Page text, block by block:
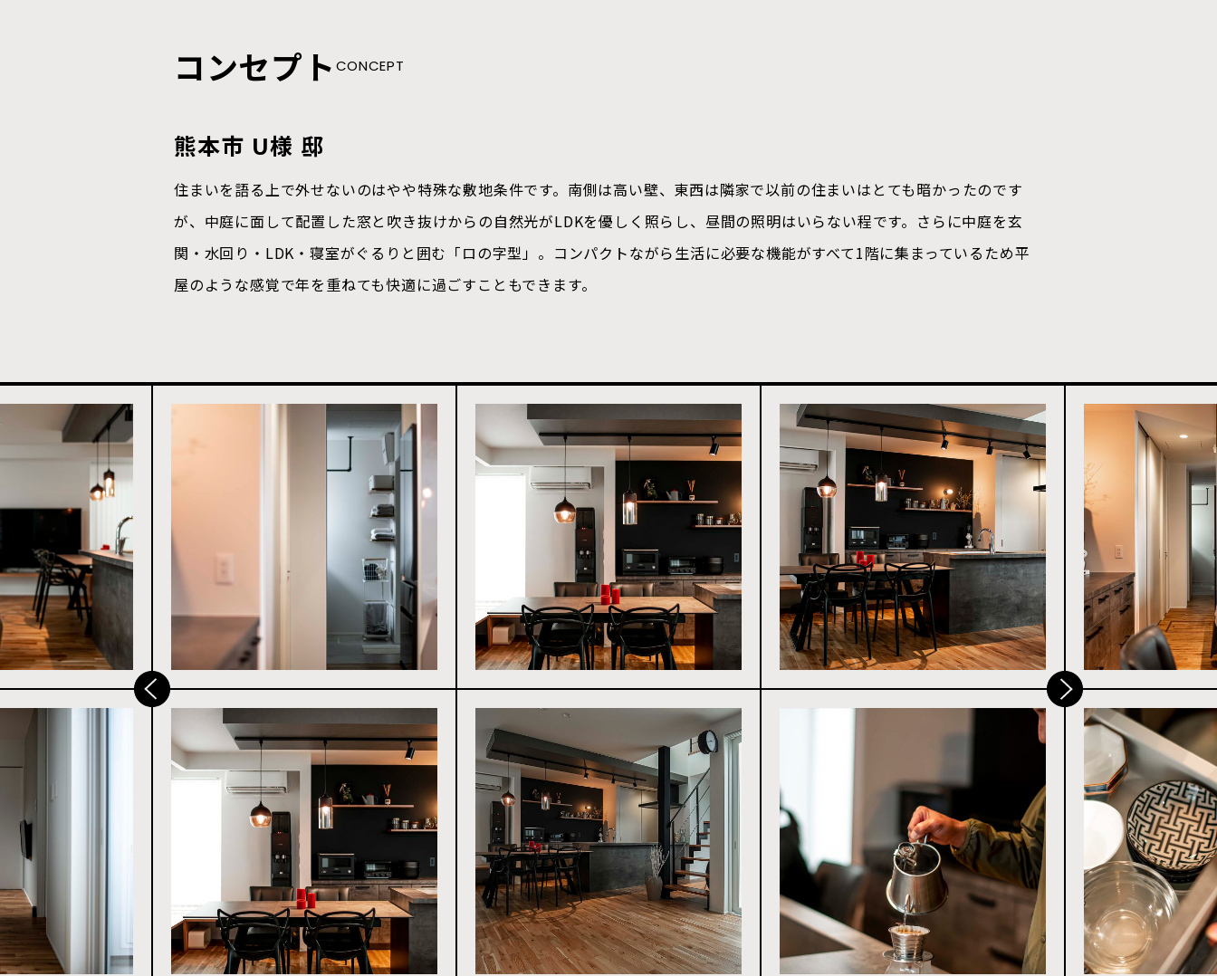
コンセプト CONCEPT
熊本市 U様 邸
住まいを語る上で外せないのはやや特殊な敷地条件です。南側は高い壁、東西は隣家で以前の住まいはとても暗かったのです
が、中庭に面して配置した窓と吹き抜けからの自然光がLDKを優しく照らし、昼間の照明はいらない程です。さらに中庭を玄
関・水回り・LDK・寝室がぐるりと囲む「ロの字型」。コンパクトながら生活に必要な機能がすべて1階に集まっているため平
屋のような感覚で年を重ねても快適に過ごすこともできます。